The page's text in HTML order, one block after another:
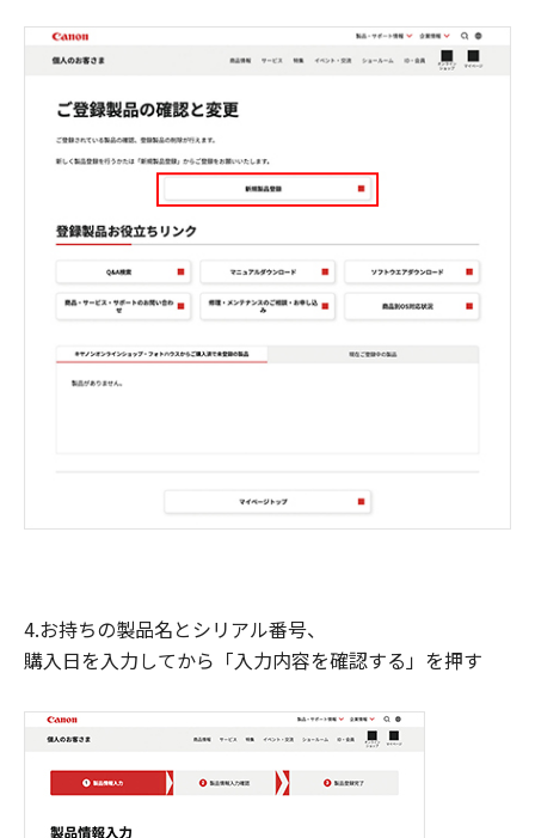
4.お持ちの製品名とシリアル番号、
購入日を入力してから「入力内容を確認する」を押す